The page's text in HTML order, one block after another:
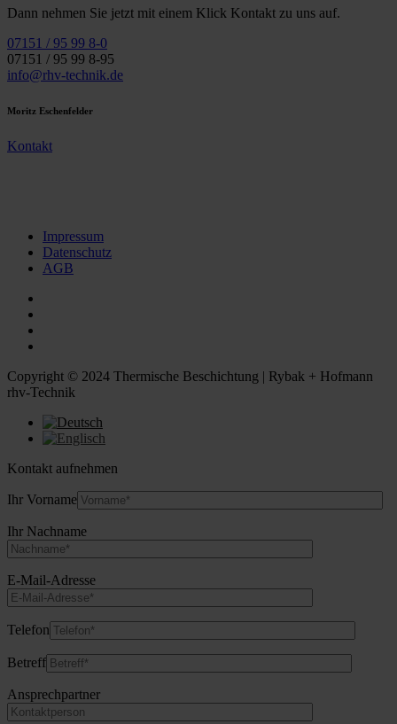
Dann nehmen Sie jetzt mit einem Klick Kontakt zu uns auf.
07151 / 95 99 8-0
07151 / 95 99 8-95
info@rhv-technik.de
Moritz Eschenfelder
Kontakt
Impressum
Datenschutz
AGB
Copyright © 2024 Thermische Beschichtung | Rybak + Hofmann
rhv-Technik
Kontakt aufnehmen
Ihr Vorname
Ihr Nachname
E-Mail-Adresse
Telefon
Betreff
Ansprechpartner